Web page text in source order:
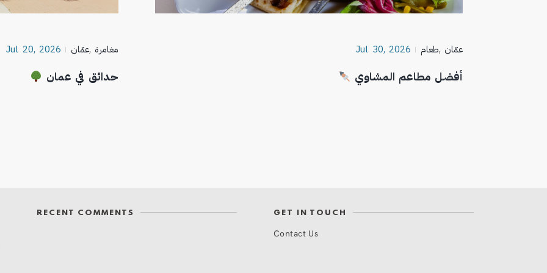
Jul 30, 2026 طعام, عمّان
أفضل مطاعم المشاوي
Jul 20, 2026 عمّان, مغامرة
حدائق في عمان
RECENT COMMENTS GET IN TOUCH
Contact Us